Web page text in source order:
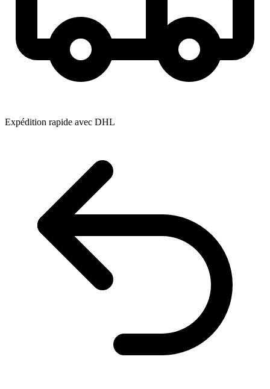
Expédition rapide avec DHL